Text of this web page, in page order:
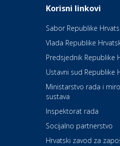
Daruvarske
Kultura i edukacija
Kazalište
Kultura i edukacija
Kazalište ZKM
Auto-moto i tehnika
Korisni linkovi
Sabor Republike
Vlada Republike
Predsjednik Republike
Ustavni sud Republike
Ministarstvo rada i
sustava
Inspektorat rada
Socijalno partnerstvo
Hrvatski zavod za